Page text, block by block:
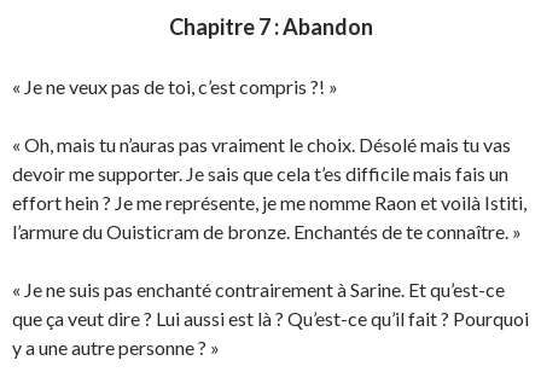
Chapitre 7 : Abandon
« Je ne veux pas de toi, c’est compris ?! »
« Oh, mais tu n’auras pas vraiment le choix. Désolé mais tu vas
devoir me supporter. Je sais que cela t’es difficile mais fais un
effort hein ? Je me représente, je me nomme Raon et voilà Istiti,
l’armure du Ouisticram de bronze. Enchantés de te connaître. »
« Je ne suis pas enchanté contrairement à Sarine. Et qu’est-ce
que ça veut dire ? Lui aussi est là ? Qu’est-ce qu’il fait ? Pourquoi
y a une autre personne ? »